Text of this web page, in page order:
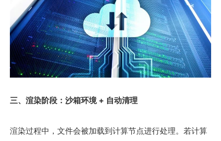
三、渲染阶段：沙箱环境 + 自动清理
渲染过程中，文件会被加载到计算节点进行处理。若计算